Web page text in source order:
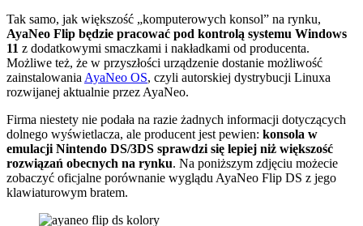
Tak samo, jak większość „komputerowych konsol” na rynku,
AyaNeo Flip będzie pracować pod kontrolą systemu Windows
11 z dodatkowymi smaczkami i nakładkami od producenta.
Możliwe też, że w przyszłości urządzenie dostanie możliwość
zainstalowaniaAyaNeo OS, czyli autorskiej dystrybucji Linuxa
rozwijanej aktualnie przez AyaNeo.
Firma niestety nie podała na razie żadnych informacji dotyczących
dolnego wyświetlacza, ale producent jest pewien: konsola w
emulacji Nintendo DS/3DS sprawdzi się lepiej niż większość
rozwiązań obecnych na rynku. Na poniższym zdjęciu możecie
zobaczyć oficjalne porównanie wyglądu AyaNeo Flip DS z jego
klawiaturowym bratem.